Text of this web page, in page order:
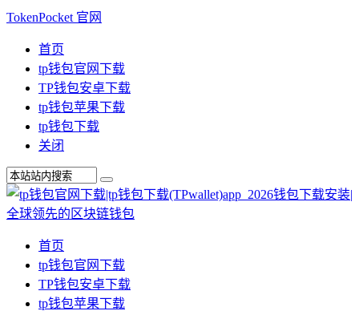
TokenPocket 官网
首页
tp钱包官网下载
TP钱包安卓下载
tp钱包苹果下载
tp钱包下载
关闭
首页
tp钱包官网下载
TP钱包安卓下载
tp钱包苹果下载